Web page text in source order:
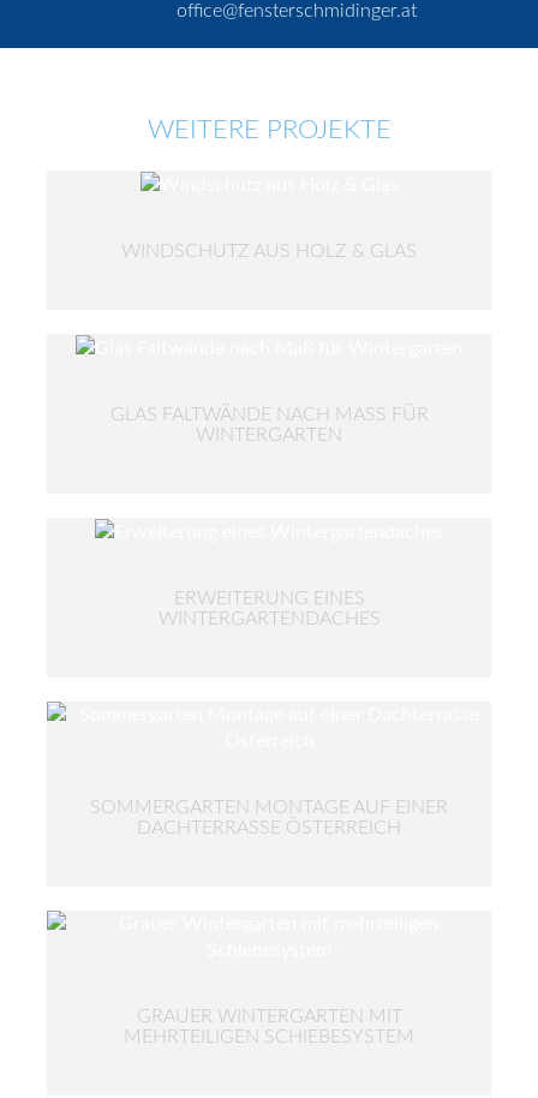
office@fensterschmidinger.at
WEITERE PROJEKTE
WINDSCHUTZ AUS HOLZ & GLAS
GLAS FALTWÄNDE NACH MASS FÜR W
INTERGARTEN
ERWEITERUNG EINES
WINTERGARTENDACHES
SOMMERGARTEN MONTAGE AUF EINER
DACHTERRASSE ÖSTERREICH
GRAUER WINTERGARTEN MIT
MEHRTEILIGEN SCHIEBESYSTEM